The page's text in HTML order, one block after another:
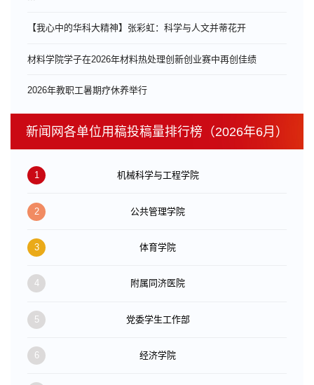
【我心中的华科大精神】张彩虹：科学与人文并蒂花开
材料学院学子在2026年材料热处理创新创业赛中再创佳绩
​2026年教职工暑期疗休养举行
新闻网各单位用稿投稿量排行榜（2026年6月）
1 机械科学与工程学院
2 公共管理学院
3 体育学院
4 附属同济医院
5 党委学生工作部
6 经济学院